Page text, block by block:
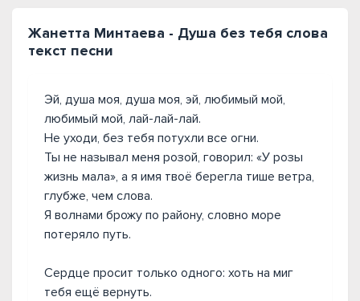
Жанетта Минтаева - Душа без тебя слова
текст песни
Эй, душа моя, душа моя, эй, любимый мой,
любимый мой, лай-лай-лай.
Не уходи, без тебя потухли все огни.
Ты не называл меня розой, говорил: «У розы
жизнь мала», а я имя твоё берегла тише ветра,
глубже, чем слова.
Я волнами брожу по району, словно море
потеряло путь.
Сердце просит только одного: хоть на миг
тебя ещё вернуть.